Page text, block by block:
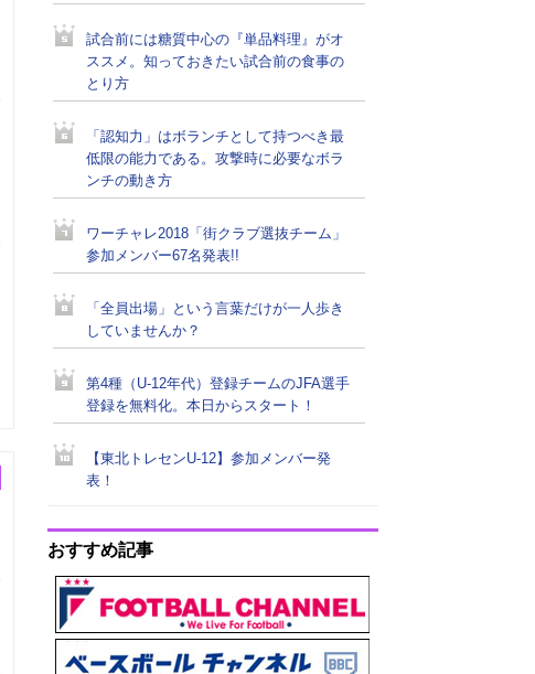
試合前には糖質中心の『単品料理』がオ
ススメ。知っておきたい試合前の食事の
とり方
「認知力」はボランチとして持つべき最
低限の能力である。攻撃時に必要なボラ
ンチの動き方
ワーチャレ2018「街クラブ選抜チーム」
参加メンバー67名発表!!
「全員出場」という言葉だけが一人歩き
していませんか？
第4種（U-12年代）登録チームのJFA選手
登録を無料化。本日からスタート！
【東北トレセンU-12】参加メンバー発
表！
おすすめ記事